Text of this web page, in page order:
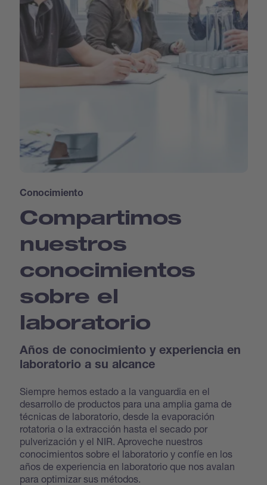
Conocimiento
Compartimos
nuestros
conocimientos
sobre el
laboratorio
Años de conocimiento y experiencia en
laboratorio a su alcance
Siempre hemos estado a la vanguardia en el
desarrollo de productos para una amplia gama de
técnicas de laboratorio, desde la evaporación
rotatoria o la extracción hasta el secado por
pulverización y el NIR. Aproveche nuestros
conocimientos sobre el laboratorio y confíe en los
años de experiencia en laboratorio que nos avalan
para optimizar sus métodos.